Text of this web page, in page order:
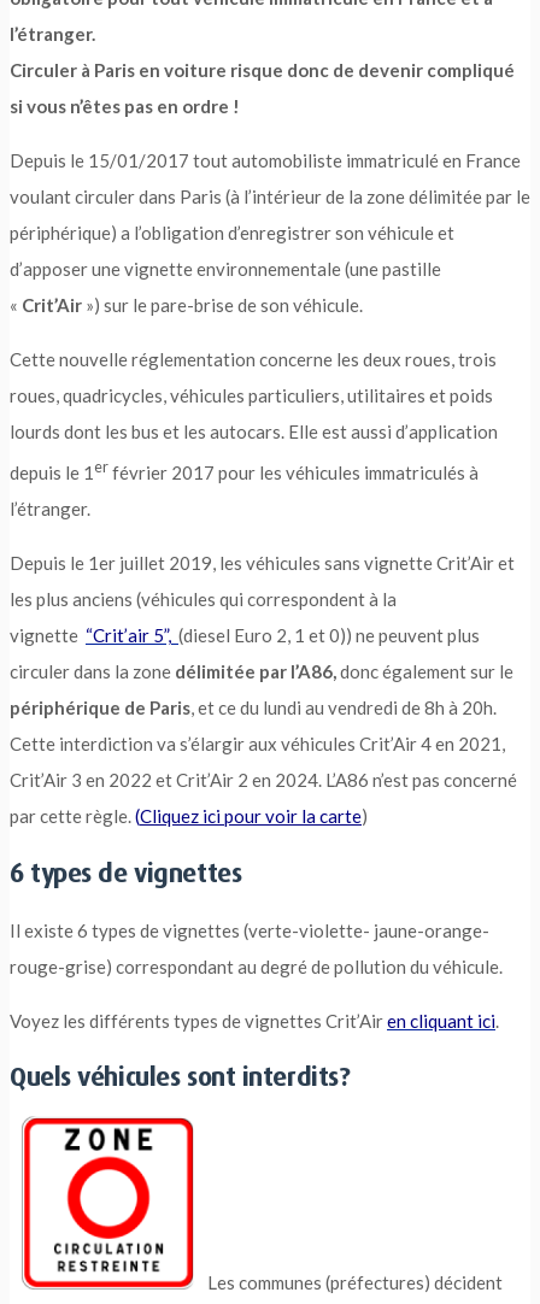
l’étranger.
Circuler à Paris en voiture risque donc de devenir compliqué
si vous n’êtes pas en ordre !
Depuis le 15/01/2017 tout automobiliste immatriculé en France
voulant circuler dans Paris (à l’intérieur de la zone délimitée par le
périphérique) a l’obligation d’enregistrer son véhicule et
d’apposer une vignette environnementale (une pastille
« Crit’Air ») sur le pare-brise de son véhicule.
Cette nouvelle réglementation concerne les deux roues, trois
roues, quadricycles, véhicules particuliers, utilitaires et poids
lourds dont les bus et les autocars. Elle est aussi d’application
depuis le 1 er février 2017 pour les véhicules immatriculés à
l’étranger.
Depuis le 1er juillet 2019, les véhicules sans vignette Crit’Air et
les plus anciens (véhicules qui correspondent à la
vignette “Crit’air 5”, (diesel Euro 2, 1 et 0)) ne peuvent plus
circuler dans la zone délimitée par l’A86,donc également sur le
périphérique de Paris, et ce du lundi au vendredi de 8h à 20h.
Cette interdiction va s’élargir aux véhicules Crit’Air 4 en 2021,
Crit’Air 3 en 2022 et Crit’Air 2 en 2024. L’A86 n’est pas concerné
par cette règle.(Cliquez ici pour voir la carte)
6 types de vignettes
Il existe 6 types de vignettes (verte-violette- jaune-orange-
rouge-grise) correspondant au degré de pollution du véhicule.
Voyez les différents types de vignettes Crit’Airen cliquant ici.
Quels véhicules sont interdits?
Les communes (préfectures) décident